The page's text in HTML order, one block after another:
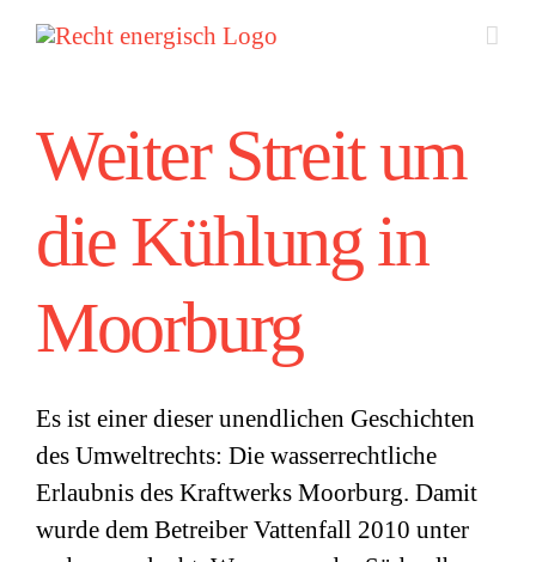
Zum
Inhalt
Weiter Streit um
die Kühlung in
Moorburg
Es ist einer dieser unendlichen Geschichten
des Umweltrechts: Die wasserrechtliche
Erlaubnis des Kraftwerks Moorburg. Damit
wurde dem Betreiber Vattenfall 2010 unter